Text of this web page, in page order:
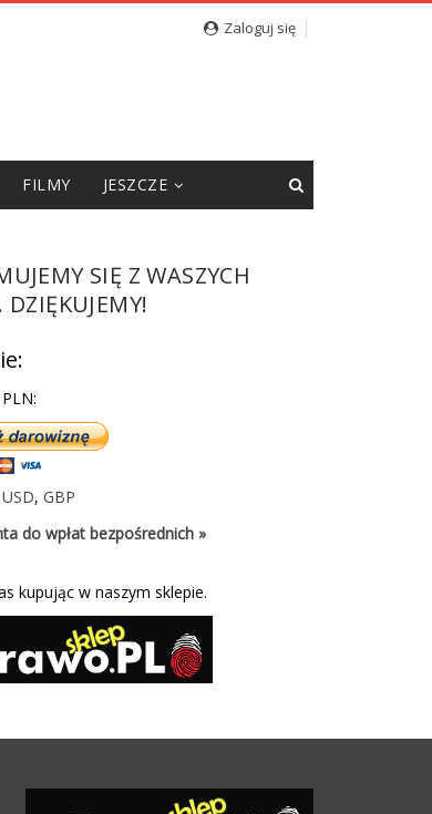
Zaloguj się
FILMY JESZCZE
SIĘ Z WASZYCH
PLN:
USD,GBP
do wpłat bezpośrednich »
kupując w naszym sklepie.